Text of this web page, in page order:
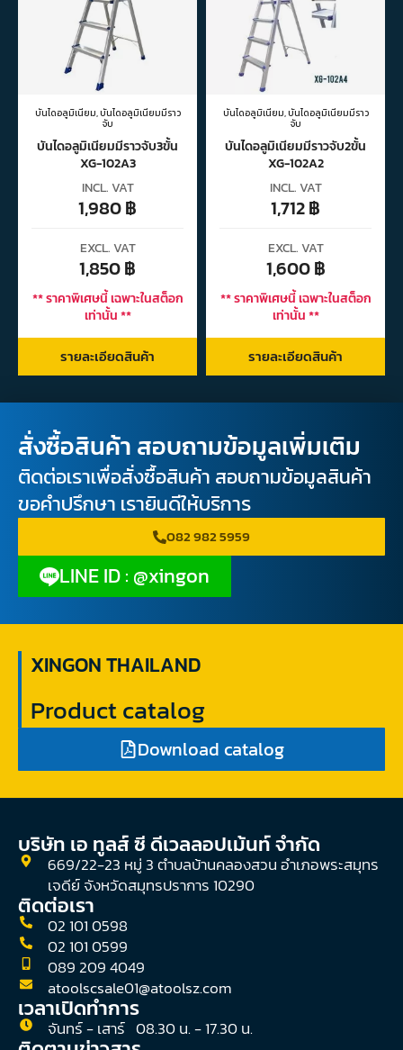
บันไดอลูมิเนียม,บันไดอลูมิเนียมมีราว
จับ
บันไดอลูมิเนียมมีราวจับ3ขั้น
XG-102A3
INCL. VAT
1,980฿
EXCL. VAT
1,850฿
** ราคาพิเศษนี้ เฉพาะในสต็อก
เท่านั้น **
รายละเอียดสินค้า
บันไดอลูมิเนียม,บันไดอลูมิเนียมมีราว
จับ
บันไดอลูมิเนียมมีราวจับ2ขั้น
XG-102A2
INCL. VAT
1,712฿
EXCL. VAT
1,600฿
** ราคาพิเศษนี้ เฉพาะในสต็อก
เท่านั้น **
รายละเอียดสินค้า
สั่งซื้อสินค้า สอบถามข้อมูลเพิ่มเติม
ติดต่อเราเพื่อสั่งซื้อสินค้า สอบถามข้อมูลสินค้า
ขอคำปรึกษา เรายินดีให้บริการ
082 982 5959
LINE ID : @xingon
XINGON THAILAND
Product catalog
Download catalog
บริษัท เอ ทูลส์ ซี ดีเวลลอปเม้นท์ จํากัด
669/22-23 หมู่ 3 ตำบลบ้านคลองสวน อำเภอพระสมุทร
เจดีย์ จังหวัดสมุทรปราการ 10290
ติดต่อเรา
02 101 0598
02 101 0599
089 209 4049
atoolscsale01@atoolsz.com
เวลาเปิดทำการ
จันทร์ - เสาร์ 08.30 น. - 17.30 น.